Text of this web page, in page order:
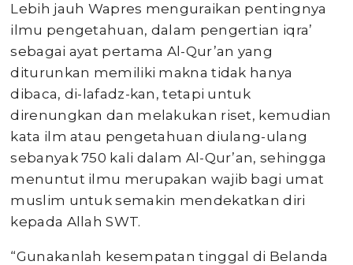
Lebih jauh Wapres menguraikan pentingnya
ilmu pengetahuan, dalam pengertian iqra’
sebagai ayat pertama Al-Qur’an yang
diturunkan memiliki makna tidak hanya
dibaca, di-lafadz-kan, tetapi untuk
direnungkan dan melakukan riset, kemudian
kata ilm atau pengetahuan diulang-ulang
sebanyak 750 kali dalam Al-Qur’an, sehingga
menuntut ilmu merupakan wajib bagi umat
muslim untuk semakin mendekatkan diri
kepada Allah SWT.
“Gunakanlah kesempatan tinggal di Belanda